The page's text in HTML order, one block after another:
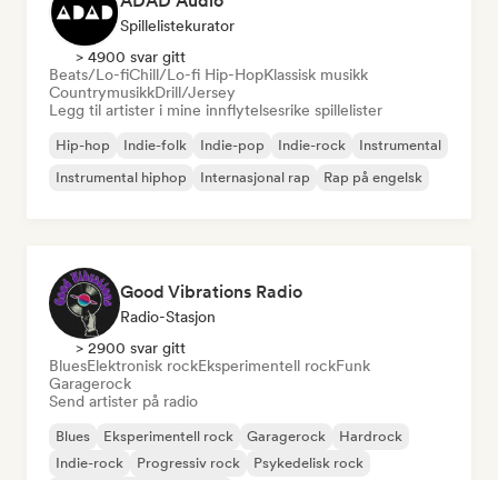
Spillelistekurator
> 4900 svar gitt
Beats/Lo-fiChill/Lo-fi Hip-HopKlassisk musikk
CountrymusikkDrill/Jersey
Legg til artister i mine innflytelsesrike spillelister
Hip-hop Indie-folk Indie-pop Indie-rock
Instrumental
Instrumental hiphop
Internasjonal rap Rap på engelsk
Good Vibrations Radio
Radio-Stasjon
> 2900 svar gitt
BluesElektronisk rockEksperimentell rockFunk
Garagerock
Send artister på radio
Blues Eksperimentell rock Garagerock
Hardrock
Indie-rock
Progressiv rock
Psykedelisk rock